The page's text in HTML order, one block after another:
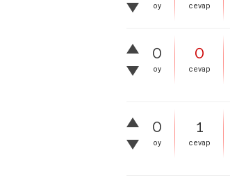
oy cevap
0
oy
0
cevap
0
oy
1
cevap